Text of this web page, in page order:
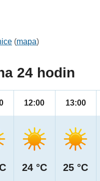
(mapa)
24 hodin
12:00
24 °C
13:00
25 °C